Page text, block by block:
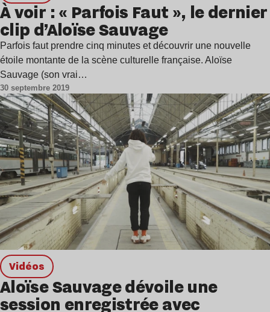
À voir : « Parfois Faut », le dernier
clip d’Aloïse Sauvage
Parfois faut prendre cinq minutes et découvrir une nouvelle
étoile montante de la scène culturelle française. Aloïse
Sauvage (son vrai…
30 septembre 2019
Vidéos
Aloïse Sauvage dévoile une
session enregistrée avec